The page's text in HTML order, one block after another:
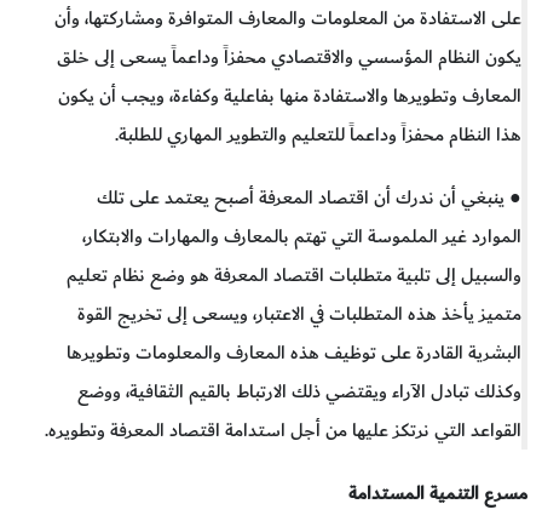
على الاستفادة من المعلومات والمعارف المتوافرة ومشاركتها، وأن
يكون النظام المؤسسي والاقتصادي محفزاً وداعماً يسعى إلى خلق
المعارف وتطويرها والاستفادة منها بفاعلية وكفاءة، ويجب أن يكون
هذا النظام محفزاً وداعماً للتعليم والتطوير المهاري للطلبة.
● ينبغي أن ندرك أن اقتصاد المعرفة أصبح يعتمد على تلك
الموارد غير الملموسة التي تهتم بالمعارف والمهارات والابتكار،
والسبيل إلى تلبية متطلبات اقتصاد المعرفة هو وضع نظام تعليم
متميز يأخذ هذه المتطلبات في الاعتبار، ويسعى إلى تخريج القوة
البشرية القادرة على توظيف هذه المعارف والمعلومات وتطويرها
وكذلك تبادل الآراء ويقتضي ذلك الارتباط بالقيم الثقافية، ووضع
القواعد التي نرتكز عليها من أجل استدامة اقتصاد المعرفة وتطويره.
مسرع التنمية المستدامة